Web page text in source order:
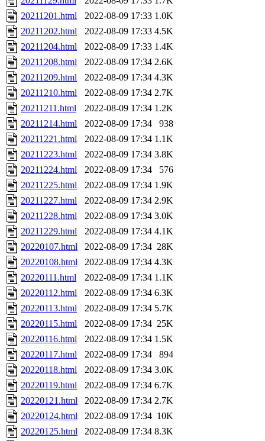
20211201.html
2022-08-09 17:33 1.0K
20211202.html
2022-08-09 17:33 4.5K
20211204.html
2022-08-09 17:33 1.4K
20211208.html
2022-08-09 17:34 2.6K
20211209.html
2022-08-09 17:34 4.3K
20211210.html
2022-08-09 17:34 2.7K
20211211.html
2022-08-09 17:34 1.2K
20211214.html
2022-08-09 17:34
938
20211221.html
2022-08-09 17:34 1.1K
20211223.html
2022-08-09 17:34 3.8K
20211224.html
2022-08-09 17:34
576
20211225.html
2022-08-09 17:34 1.9K
20211227.html
2022-08-09 17:34 2.9K
20211228.html
2022-08-09 17:34 3.0K
20211229.html
2022-08-09 17:34 4.1K
20220107.html
2022-08-09 17:34 28K
20220108.html
2022-08-09 17:34 4.3K
20220111.html
2022-08-09 17:34 1.1K
20220112.html
2022-08-09 17:34 6.3K
20220113.html
2022-08-09 17:34 5.7K
20220115.html
2022-08-09 17:34 25K
20220116.html
2022-08-09 17:34 1.5K
20220117.html
2022-08-09 17:34
894
20220118.html
2022-08-09 17:34 3.0K
20220119.html
2022-08-09 17:34 6.7K
20220121.html
2022-08-09 17:34 2.7K
20220124.html
2022-08-09 17:34 10K
20220125.html
2022-08-09 17:34 8.3K